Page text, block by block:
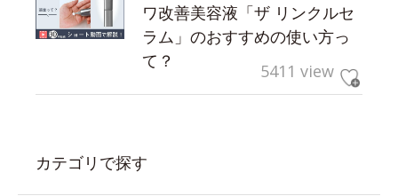
ワ改善美容液「ザ リンクルセ
ラム」のおすすめの使い方っ
て？
5411 view
カテゴリで探す